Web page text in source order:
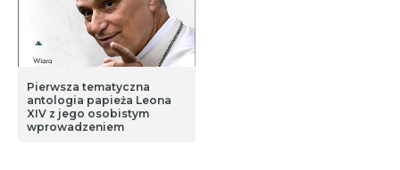
Pierwsza tematyczna
antologia papieża Leona
XIV z jego osobistym
wprowadzeniem